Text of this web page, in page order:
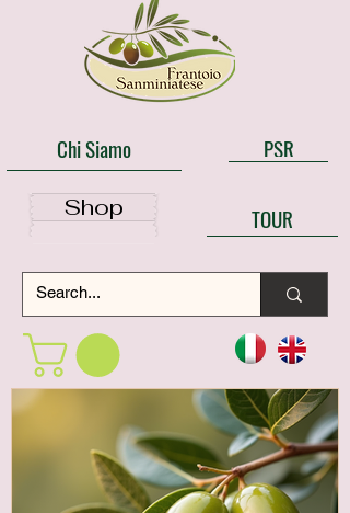
Chi Siamo
Shop
PSR
TOUR